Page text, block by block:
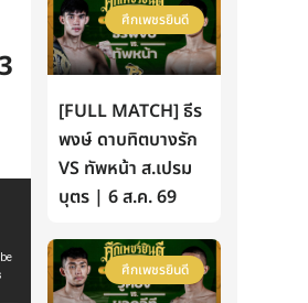
ศึกเพชรยินดี
[FULL MATCH] ธีร
พงษ์ ดาบทิตบางรัก
VS ทัพหน้า ส.เปรม
บุตร | 6 ส.ค. 69
ศึกเพชรยินดี